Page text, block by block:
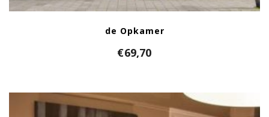
de Opkamer
€69,70